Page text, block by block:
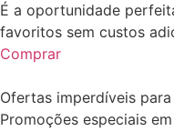
É a oportunidade
favoritos sem custos
Comprar
Ofertas imperdíveis
Promoções especiais